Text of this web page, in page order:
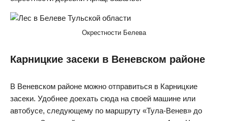
Окрестности Белева
Карницкие засеки в Веневском районе
В Веневском районе можно отправиться в Карницкие
засеки. Удобнее доехать сюда на своей машине или
автобусе, следующему по маршруту «Тула-Венев» до